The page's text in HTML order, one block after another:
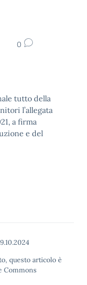
0
tutto della
l’allegata
a firma
e del
questo articolo è
Commons